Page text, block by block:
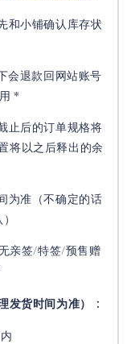
和小铺确认库存状
会退款回网站账号
*
止后的订单规格将
将以之后释出的余
为准（不确定的话
亲签/特签/预售赠
发货时间为准） ：